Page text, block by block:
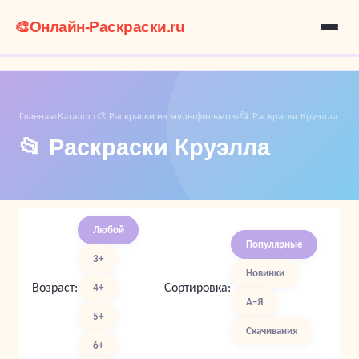
🎨Онлайн-Раскраски.ru
Главная›Каталог›🎨 Раскраски из мультфильмов›📂 Раскраски Круэлла
📂 Раскраски Круэлла
Возраст:
Любой
3+
4+
5+
6+
Сортировка:
Популярные
Новинки
А–Я
Скачивания